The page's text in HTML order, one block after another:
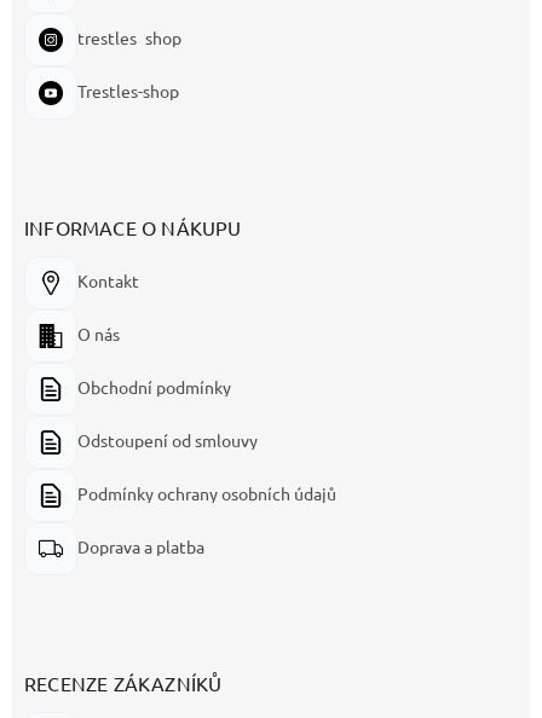
trestles_shop
Trestles-shop
INFORMACE O NÁKUPU
Kontakt
O nás
Obchodní podmínky
Odstoupení od smlouvy
Podmínky ochrany osobních údajů
Doprava a platba
RECENZE ZÁKAZNÍKŮ